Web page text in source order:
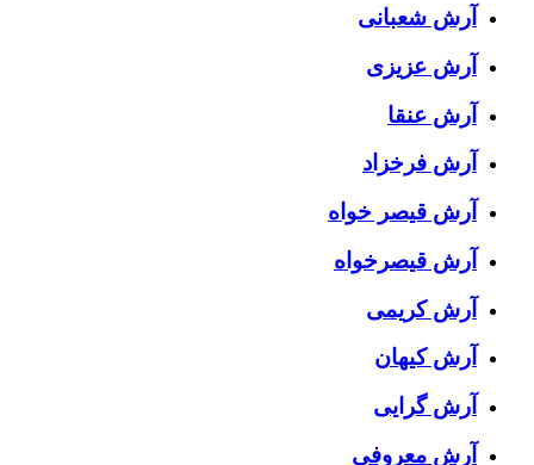
آرش شعبانی
آرش عزیزی
آرش عنقا
آرش فرخزاد
آرش قیصر خواه
آرش قیصرخواه
آرش کریمی
آرش کیهان
آرش گرایی
آرش معروفی